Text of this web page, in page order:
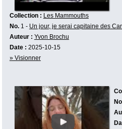
Collection : Les Mammouths
No.1 - Un jour, je serai capitaine des
Auteur : Yvon Brochu
Date : 2025-10-15
» Visionner